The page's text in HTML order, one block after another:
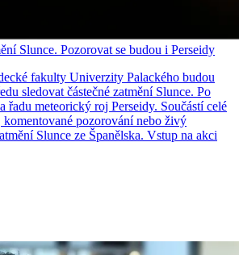
Slunce. Pozorovat se budou i Perseidy
fakulty Univerzity Palackého budou
sledovat částečné zatmění Slunce. Po
řadu meteorický roj Perseidy. Součástí celé
komentované pozorování nebo živý
Slunce ze Španělska. Vstup na akci